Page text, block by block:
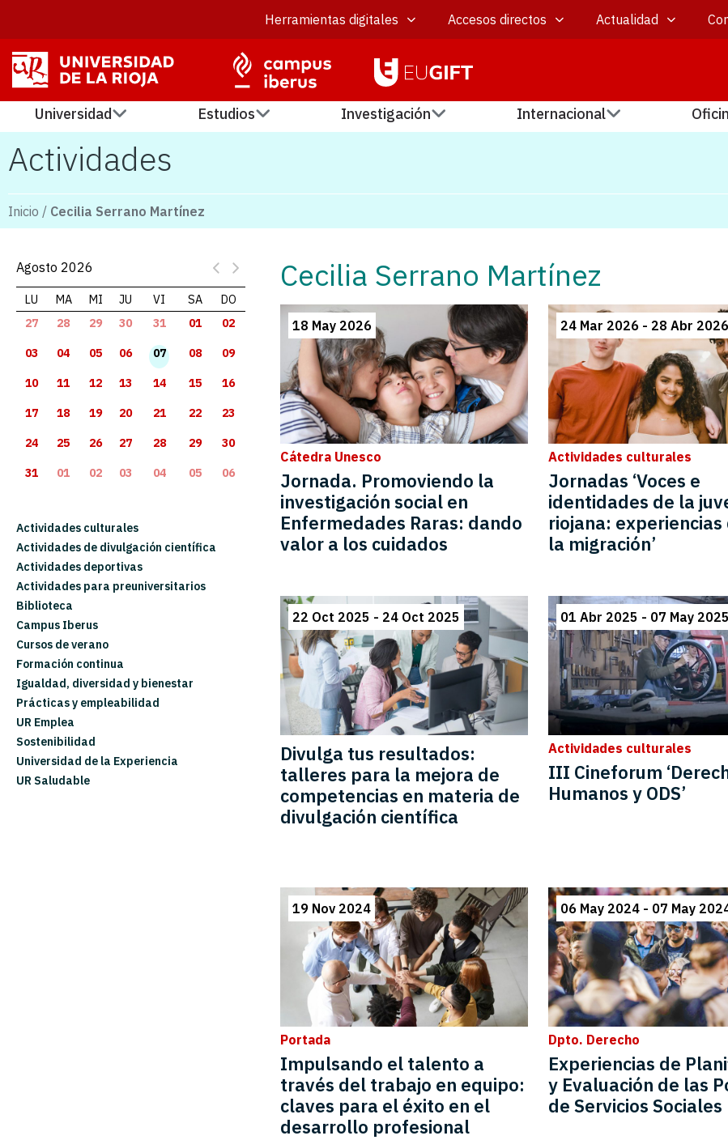
Herramientas digitales Accesos directos Actualidad
Universidad Estudios Investigación Internacional
Actividades
Inicio / Cecilia Serrano Martínez
Agosto 2026
LU MA MI JU VI SA DO
27 28 29 30 31 01 02
03 04 05 06 07 08 09
10 11 12 13 14 15 16
17 18 19 20 21 22 23
24 25 26 27 28 29 30
31 01 02 03 04 05 06
Actividades culturales
Actividades de divulgación científica
Actividades deportivas
Actividades para preuniversitarios
Biblioteca
Campus Iberus
Cursos de verano
Formación continua
Igualdad, diversidad y bienestar
Prácticas y empleabilidad
UR Emplea
Sostenibilidad
Universidad de la Experiencia
UR Saludable
Cecilia Serrano Martínez
18 May 2026
Cátedra Unesco
Jornada. Promoviendo la
investigación social en
Enfermedades Raras: dando
valor a los cuidados
24 Mar 2026 - 28 Abr 2026
Actividades culturales
Jornadas ‘Voces e
identidades de la
riojana: experiencias
la migración’
22 Oct 2025 - 24 Oct 2025
Divulga tus resultados:
talleres para la mejora de
competencias en materia de
divulgación científica
01 Abr 2025 - 07 May 2025
Actividades culturales
III Cineforum
Humanos y ODS’
19 Nov 2024
Portada
Impulsando el talento a
través del trabajo en equipo:
claves para el éxito en el
desarrollo profesional
06 May 2024 - 07 May
Dpto. Derecho
Experiencias de
y Evaluación de las
de Servicios Sociales